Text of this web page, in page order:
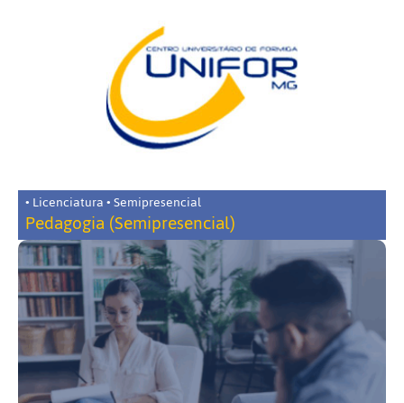
• Licenciatura • Semipresencial
Pedagogia (Semipresencial)